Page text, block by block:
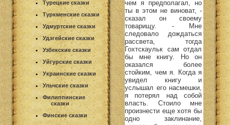
Турецкие сказки
Туркменские сказки
Удмуртские сказки
Удэгейские сказки
Узбекские сказки
Уйгурские сказки
Украинские сказки
Ульчские сказки
Филиппинские
сказки
Финские сказки
чем я предполагал, но
ты в этом не виноват, -
сказал он своему
товарищу. - Мне
следовало дождаться
рассвета, тогда
Гохтскаульк сам отдал
бы мне книгу. Но он
оказался более
стойким, чем я. Когда я
увидел книгу и
услышал его насмешки,
я потерял над собой
власть. Стоило мне
произнести еще хотя бы
одно заклинание,